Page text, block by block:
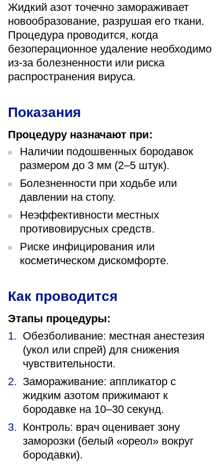
Санаторий-профилакторий
«Парус»
Адрес
399000, г. Липецк, Плехановское лесничество,
Ленинский лесхоз, квартал 67
08:00–15:45
перерыв 12:00–12:30
Администратор
+7 (4742) 72-73-31
Версия для слабовидящих
Жидкий азот точечно замораживает
новообразование, разрушая его ткани.
Процедура проводится, когда
безоперационное удаление необходимо
из-за болезненности или риска
распространения вируса.
Показания
Процедуру назначают при:
Наличии подошвенных бородавок
размером до 3 мм (2–5 штук).
Болезненности при ходьбе или
давлении на стопу.
Неэффективности местных
противовирусных средств.
Риске инфицирования или
косметическом дискомфорте.
Как проводится
Этапы процедуры:
Обезболивание: местная анестезия
(укол или спрей) для снижения
чувствительности.
Замораживание: аппликатор с
жидким азотом прижимают к
бородавке на 10–30 секунд.
Контроль: врач оценивает зону
заморозки (белый «ореол» вокруг
бородавки).